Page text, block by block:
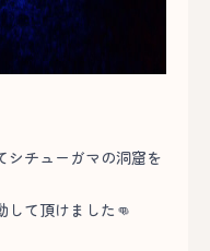
シチューガマの洞窟を
して頂けました👊